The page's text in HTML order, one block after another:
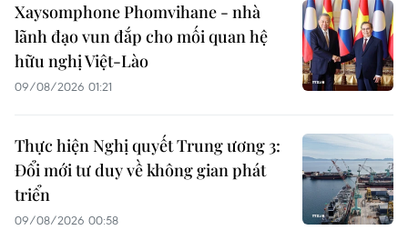
Xaysomphone Phomvihane - nhà
lãnh đạo vun đắp cho mối quan hệ
hữu nghị Việt-Lào
09/08/2026 01:21
Thực hiện Nghị quyết Trung ương 3:
Đổi mới tư duy về không gian phát
triển
09/08/2026 00:58